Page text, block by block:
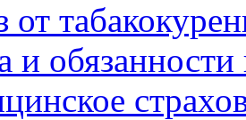
от
и